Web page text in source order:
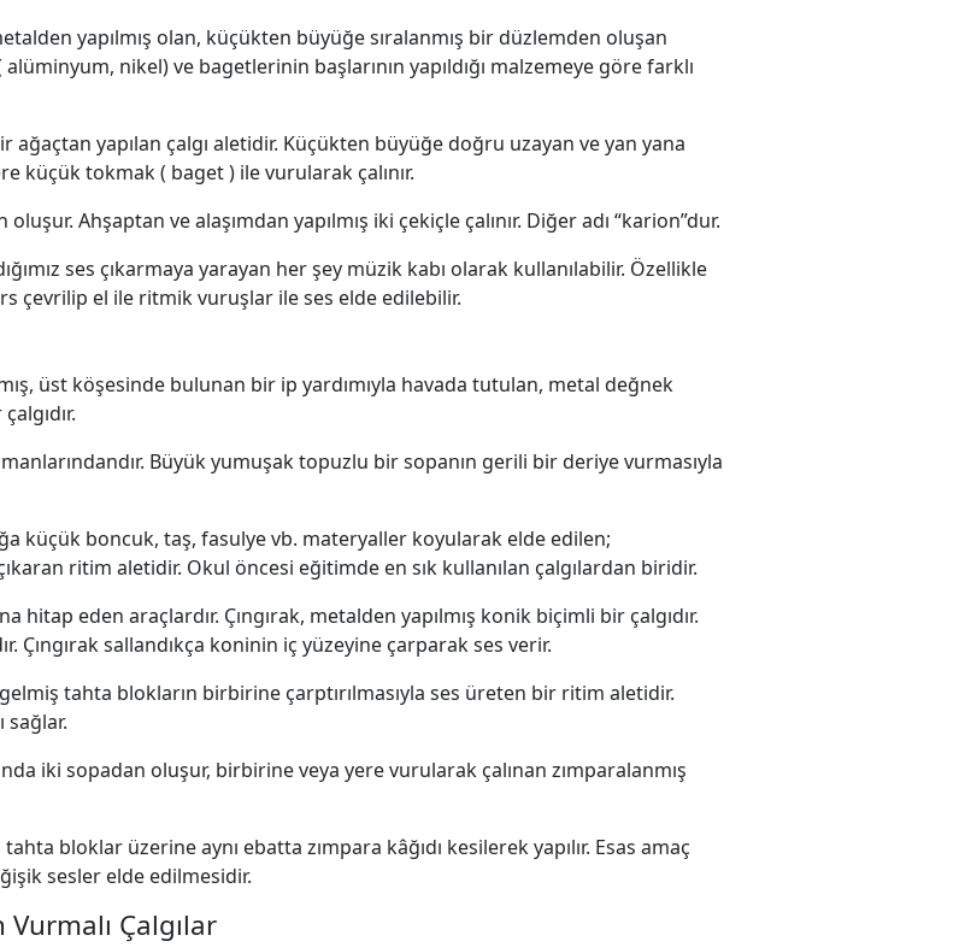
yapılmış olan, küçükten büyüğe sıralanmış bir düzlemden oluşan
alüminyum, nikel) ve bagetlerinin başlarının yapıldığı malzemeye göre farklı
ağaçtan yapılan çalgı aletidir. Küçükten büyüğe doğru uzayan ve yan yana
küçük tokmak ( baget ) ile vurularak çalınır.
Ahşaptan ve alaşımdan yapılmış iki çekiçle çalınır. Diğer adı “karion”dur.
ses çıkarmaya yarayan her şey müzik kabı olarak kullanılabilir. Özellikle
çevrilip el ile ritmik vuruşlar ile ses elde edilebilir.
üst köşesinde bulunan bir ip yardımıyla havada tutulan, metal değnek
Büyük yumuşak topuzlu bir sopanın gerili bir deriye vurmasıyla
küçük boncuk, taş, fasulye vb. materyaller koyularak elde edilen;
ritim aletidir. Okul öncesi eğitimde en sık kullanılan çalgılardan biridir.
eden araçlardır. Çıngırak, metalden yapılmış konik biçimli bir çalgıdır.
Çıngırak sallandıkça koninin iç yüzeyine çarparak ses verir.
tahta blokların birbirine çarptırılmasıyla ses üreten bir ritim aletidir.
sağlar.
iki sopadan oluşur, birbirine veya yere vurularak çalınan zımparalanmış
bloklar üzerine aynı ebatta zımpara kâğıdı kesilerek yapılır. Esas amaç
sesler elde edilmesidir.
Çalgılar